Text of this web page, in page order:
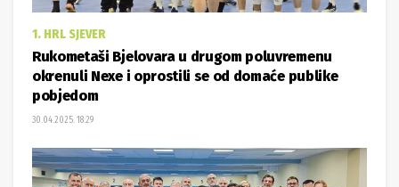
1. HRL SJEVER
Rukometaši Bjelovara u drugom poluvremenu
okrenuli Nexe i oprostili se od domaće publike
pobjedom
30.04.2025. 18:29